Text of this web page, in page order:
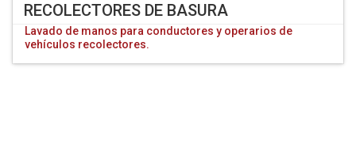
RECOLECTORES DE BASURA
Lavado de manos para conductores y operarios de
vehículos recolectores.